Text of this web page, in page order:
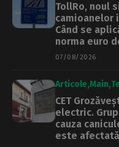
TollRo, noul
camioanelor
Când se
norma euro
07/08/2026
Articole Main
CET
electric.
cauza
este afectată